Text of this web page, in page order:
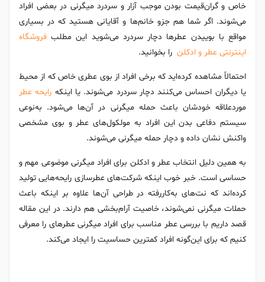
خاص و گران‌قیمت بودن موجب آزار و سردرد میگرنی در بعضی افراد
می‌شوند. اگر شما هم جزو خانم‌ها و آقایانی هستید که در بسیاری
مواقع با بوییدن عطرها دچار سردرد می‌شوید این مطلب فروشگاه
اینترنتی عطر و ادکلن را بخوانید.
احتمالاً مشاهده کرده‌اید که برخی افراد از بوی عطری خاص که از محیط
یا دیگران احساس می‌کنند دچار سردرد می‌شوند. یا اینکه رایحه عطر
موردعلاقه خودشان باعث حمله میگرنی در آن‌ها می‌شود. به‌نوعی
سیستم دفاعی بدن این افراد به مولکول‌های عطر و بوی مشخصی
واکنش نشان داده و دچار حمله میگرنی می‌شوند.
به همین دلیل انتخاب عطر و ادکلن برای افراد میگرنی موضوعی مهم و
حساسی است. خبر خوب اینکه شرکت‌های عطرسازی رایحه‌هایی تولید
کرده‌اند که نت‌های به‌کاررفته در طراحی آن‌ها علاوه بر اینکه باعث
حملات میگرنی نمی‌شوند، خاصیت آرام‌بخشی هم دارند. در این مقاله
قصد داریم با بررسی عطر مناسب برای افراد میگرنی عطرهای را معرفی
کنیم که برای این‌گونه افراد کمترین حساسیت را ایجاد می‌کند.